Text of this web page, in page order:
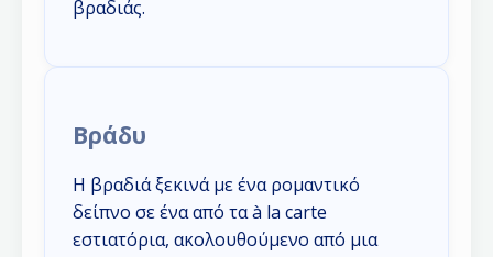
βραδιάς.
Βράδυ
Η βραδιά ξεκινά με ένα ρομαντικό
δείπνο σε ένα από τα à la carte
εστιατόρια, ακολουθούμενο από μια